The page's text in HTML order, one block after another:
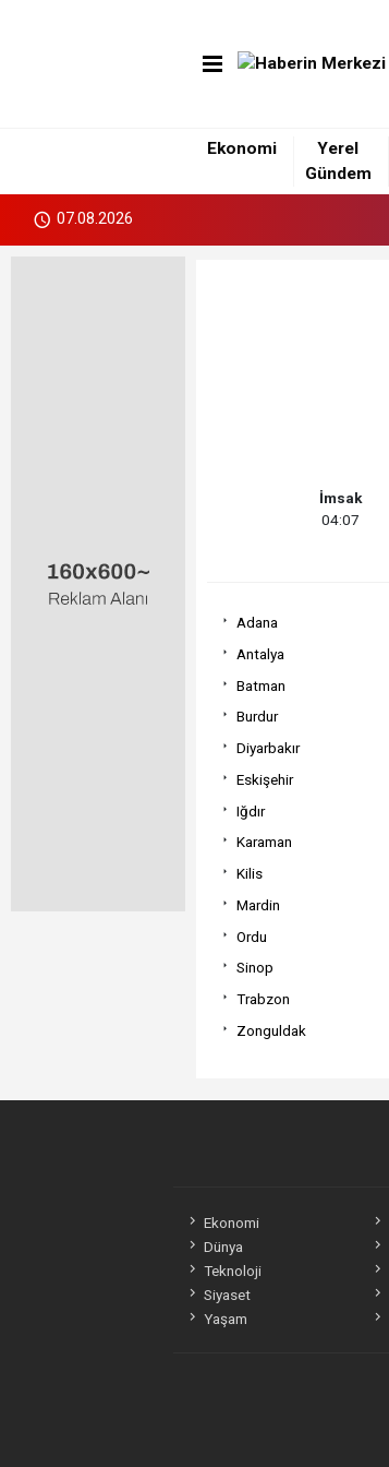
Ekonomi
Yerel
Gündem
07.08.2026
İmsak
04:07
Adana
Antalya
Batman
Burdur
Diyarbakır
Eskişehir
Iğdır
Karaman
Kilis
Mardin
Ordu
Sinop
Trabzon
Zonguldak
Ekonomi
Dünya
Teknoloji
Siyaset
Yaşam